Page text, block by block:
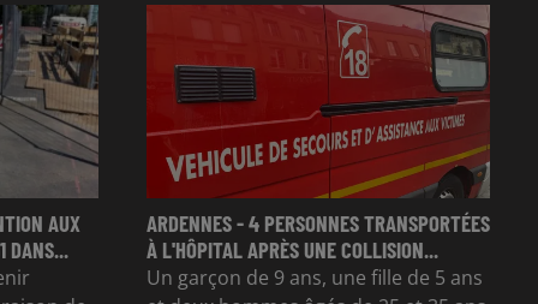
AUX
DANS...
ARDENNES - 4 PERSONNES TRANSPORTÉES
À L'HÔPITAL APRÈS UNE COLLISION...
Un garçon de 9 ans, une fille de 5 ans